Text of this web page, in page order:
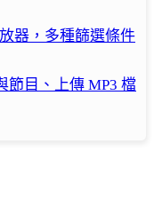
放器，多種篩選條件
節目、上傳 MP3 檔